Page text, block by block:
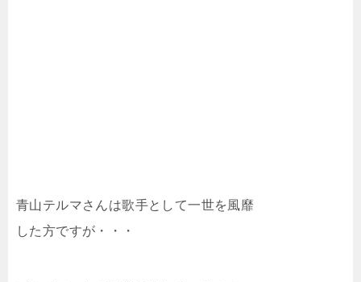
青山テルマさんは歌手として一世を風靡
した方ですが・・・